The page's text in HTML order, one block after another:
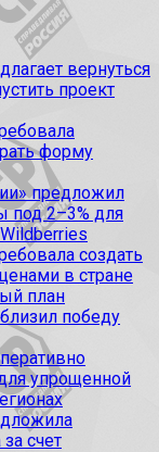
вернуться
проект
форму
предложил
под 2–3% для
создать
в стране
план
победу
упрощенной
счет